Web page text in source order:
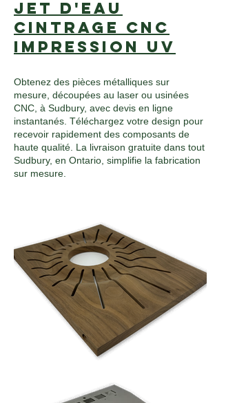
Jet d'eau
Cintrage CNC
Impression UV
Obtenez des pièces métalliques sur
mesure, découpées au laser ou usinées
CNC, à Sudbury, avec devis en ligne
instantanés. Téléchargez votre design pour
recevoir rapidement des composants de
haute qualité. La livraison gratuite dans tout
Sudbury, en Ontario, simplifie la fabrication
sur mesure.